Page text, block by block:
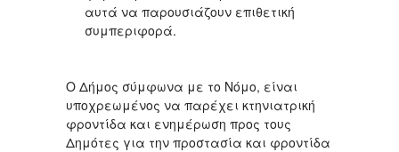
αυτά να παρουσιάζουν επιθετική
συμπεριφορά.
Ο Δήμος σύμφωνα με το Νόμο, είναι
υποχρεωμένος να παρέχει κτηνιατρική
φροντίδα και ενημέρωση προς τους
Δημότες για την προστασία και φροντίδα